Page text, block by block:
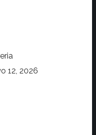
12, 2026